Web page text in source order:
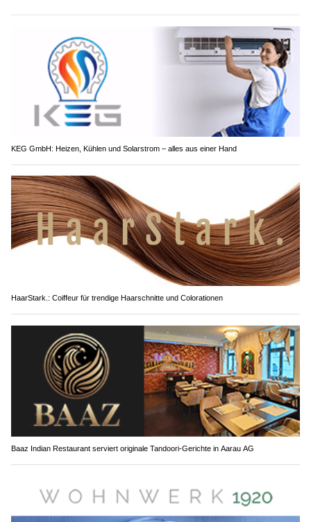
KEG GmbH: Heizen, Kühlen und Solarstrom – alles aus einer Hand
HaarStark.: Coiffeur für trendige Haarschnitte und Colorationen
Baaz Indian Restaurant serviert originale Tandoori-Gerichte in Aarau AG